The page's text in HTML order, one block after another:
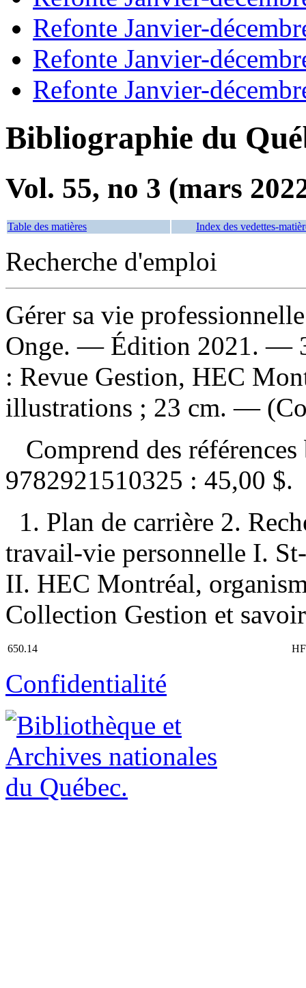
Refonte Janvier-
Refonte Janvier-
Refonte Janvier-
Bibliographie du
Vol. 55, no 3 (mars
Table des matières Index des vedettes-
Recherche d'emploi
Gérer sa vie
Onge. — Édition 2021. —
: Revue Gestion, HEC
illustrations ; 23 cm. —
Comprend des
9782921510325 : 45,00 $.
1. Plan de carrière 2.
travail-vie personnelle I.
II. HEC Montréal,
Collection Gestion et
650.14
Confidentialité